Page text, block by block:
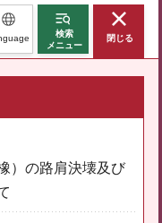
検索
メニュー
閉じる
）の路肩決壊及び